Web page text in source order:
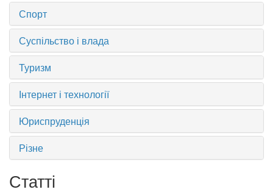
Спорт
Суспільство і влада
Туризм
Інтернет і технології
Юриспруденція
Різне
Статті